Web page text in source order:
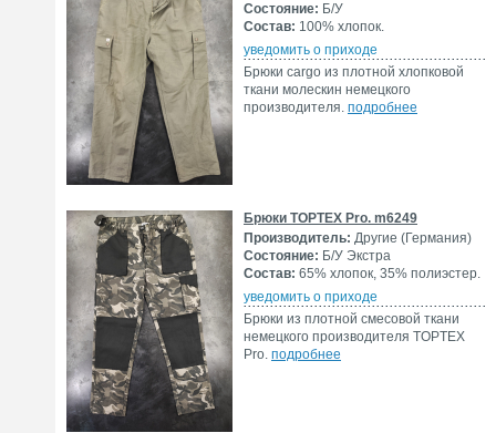
Состояние: Б/У
Состав: 100% хлопок.
уведомить о приходе
Брюки cargo из плотной хлопковой
ткани молескин немецкого
производителя. подробнее
Брюки TOPTEX Pro. m6249
Производитель: Другие (Германия)
Состояние: Б/У Экстра
Состав: 65% хлопок, 35% полиэстер.
уведомить о приходе
Брюки из плотной смесовой ткани
немецкого производителя TOPTEX
Pro. подробнее